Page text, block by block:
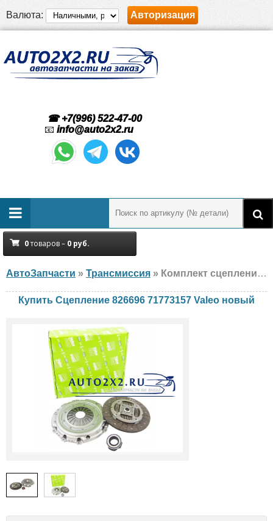
Валюта: Авторизация
☎ +7(996) 522-47-00
📧 info@auto2x2.ru
0товаров – 0 руб.
АвтоЗапчасти » Трансмиссия » Комплект сцепления Valeo 826696 71773157 Fiat, LANCIA, Ford, новый
Купить Сцепление 826696 71773157 Valeo новый